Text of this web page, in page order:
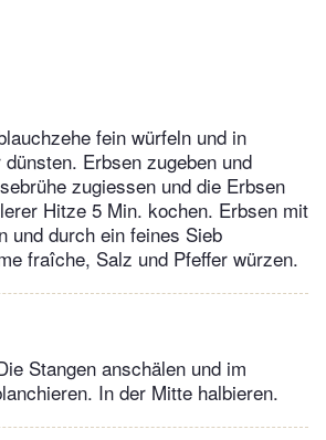
fein würfeln und in
Erbsen zugeben und
zugiessen und die Erbsen
Hitze 5 Min. kochen. Erbsen mit
und durch ein feines Sieb
fraîche, Salz und Pfeffer würzen.
Stangen anschälen und im
In der Mitte halbieren.